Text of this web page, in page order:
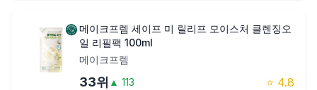
메이크프렘 세이프 미 릴리프 모이스처 클렌징오
일 리필팩 100ml
메이크프렘
33위 ▲ 113 ⭐ 4.8